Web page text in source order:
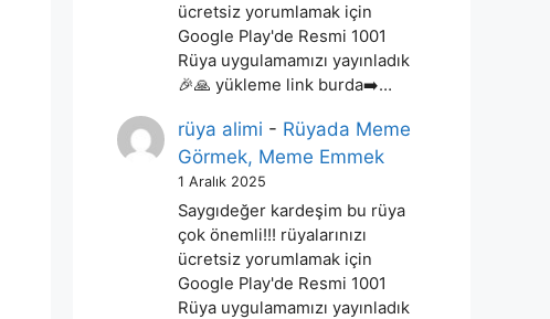
ücretsiz yorumlamak için
Google Play'de Resmi 1001
Rüya uygulamamızı yayınladık
🎉🙏 yükleme link burda➡️…
rüya alimi - Rüyada Meme
Görmek, Meme Emmek
1 Aralık 2025
Saygıdeğer kardeşim bu rüya
çok önemli!!! rüyalarınızı
ücretsiz yorumlamak için
Google Play'de Resmi 1001
Rüya uygulamamızı yayınladık